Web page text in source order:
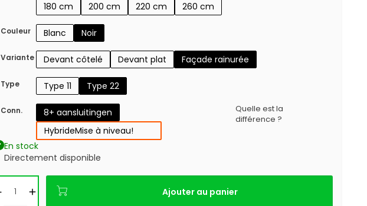
180 cm
200 cm 220 cm 260 cm
Couleur Blanc Noir
Variante Devant côtelé Devant plat Façade rainurée
Type Type 11 Type 22
Conn.
8+ aansluitingen
HybrideMise à niveau!
Quelle est la
différence ?
En stock
Directement disponible
Ajouter au panier